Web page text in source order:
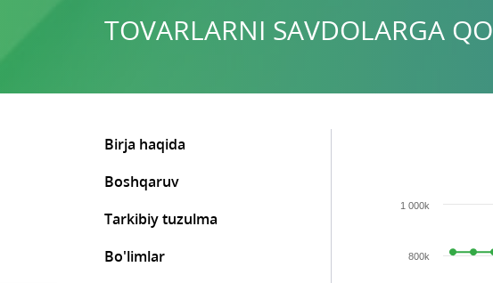
TOVARLARNI SAVDOLARGA
Birja haqida
Boshqaruv
Tarkibiy tuzulma
Bo'limlar
800k
1 000k